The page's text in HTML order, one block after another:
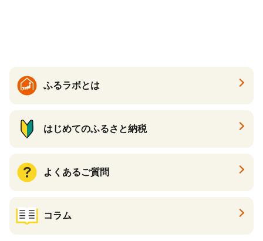
ふるラボとは
はじめてのふるさと納税
よくあるご質問
コラム